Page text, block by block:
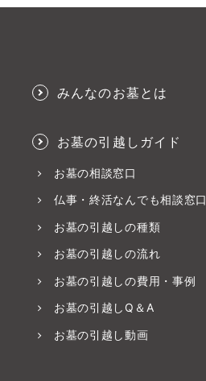
みんなのお墓とは
お墓の引越しガイド
お墓の相談窓口
仏事・終活なんでも相談窓口
お墓の引越しの種類
お墓の引越しの流れ
お墓の引越しの費用・事例
お墓の引越しQ＆A
お墓の引越し動画